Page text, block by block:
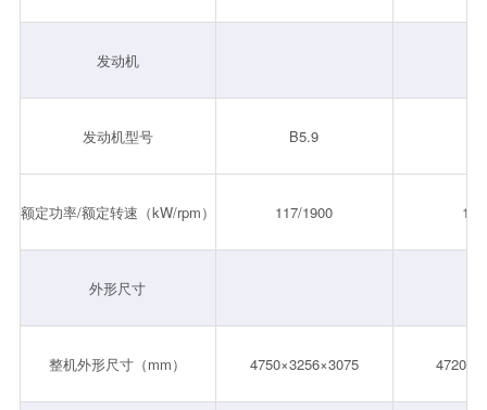
发动机
发动机型号 B5.9
额定功率/额定转速（kW/rpm） 117/1900
外形尺寸
整机外形尺寸（mm） 4750×3256×3075